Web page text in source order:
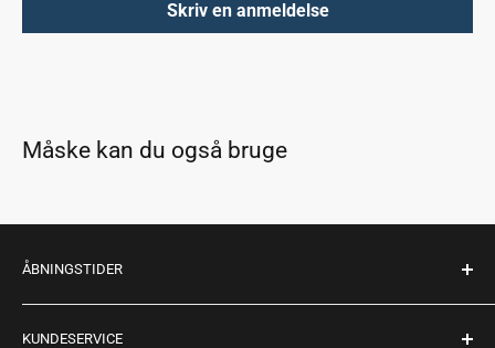
Skriv en anmeldelse
Måske kan du også bruge
ÅBNINGSTIDER
Lørdag: 10:00 - 14:00
KUNDESERVICE